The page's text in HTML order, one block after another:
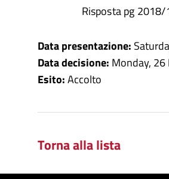
Risposta pg
Data presentazione:
Data decisione: Monday,
Esito:Accolto
Torna alla lista